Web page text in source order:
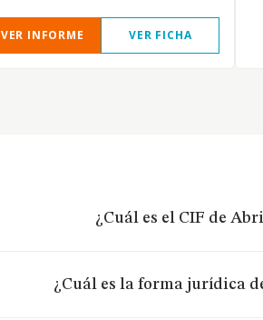
VER INFORME VER FICHA
¿Cuál es el CIF de
¿Cuál es la forma jurídica